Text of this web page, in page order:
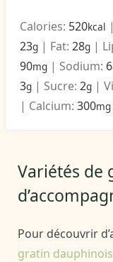
Calories: 520kcal |
23g | Fat: 28g |
90mg | Sodium:
3g | Sucre: 2g |
| Calcium: 300mg
Variétés de
Pour découvrir
gratin